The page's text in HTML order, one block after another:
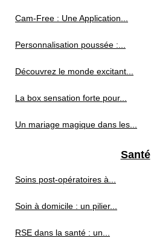
Cam-Free : Une Application...
Personnalisation poussée :...
Découvrez le monde excitant...
La box sensation forte pour...
Un mariage magique dans les...
Santé
Soins post‑opératoires à...
Soin à domicile : un pilier...
RSE dans la santé : un...